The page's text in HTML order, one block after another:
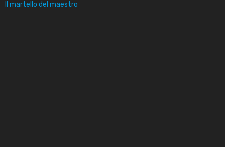
Il martello del maestro